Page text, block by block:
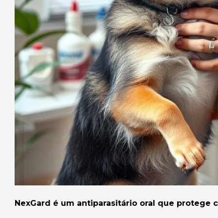
NexGard é um antiparasitário oral que protege